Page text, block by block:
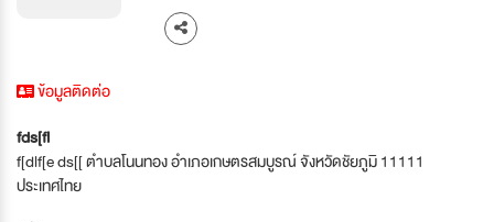
ข้อมูลติดต่อ
fds[fl
f[dlf[e ds[[ ตำบลโนนทอง อำเภอเกษตรสมบูรณ์ จังหวัดชัยภูมิ 11111
ประเทศไทย